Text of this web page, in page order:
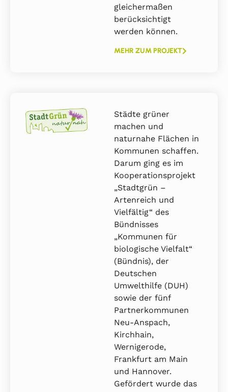
gleichermaßen
berücksichtigt
werden können.
MEHR ZUM PROJEKT
Städte grüner
machen und
naturnahe Flächen in
Kommunen schaffen.
Darum ging es im
Kooperationsprojekt
„Stadtgrün –
Artenreich und
Vielfältig“ des
Bündnisses
„Kommunen für
biologische Vielfalt“
(Bündnis), der
Deutschen
Umwelthilfe (DUH)
sowie der fünf
Partnerkommunen
Neu-Anspach,
Kirchhain,
Wernigerode,
Frankfurt am Main
und Hannover.
Gefördert wurde das